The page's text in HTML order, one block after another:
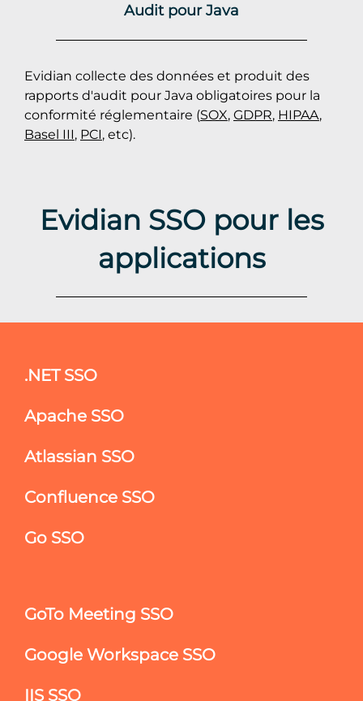
Audit pour Java
Evidian collecte des données et produit des
rapports d'audit pour Java obligatoires pour la
conformité réglementaire (SOX, GDPR, HIPAA,
Basel III, PCI, etc).
Evidian SSO pour les
applications
.NET SSO
Apache SSO
Atlassian SSO
Confluence SSO
Go SSO
GoTo Meeting SSO
Google Workspace SSO
IIS SSO